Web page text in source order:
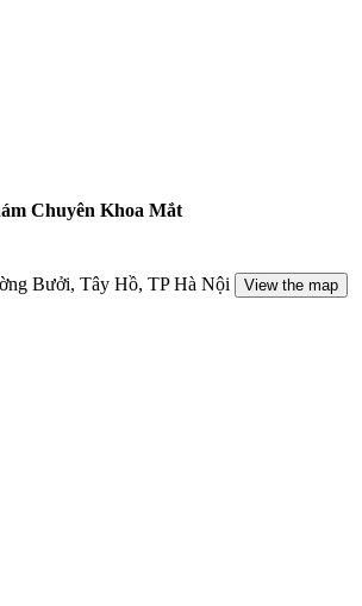
Chuyên Khoa Mắt
Bưởi, Tây Hồ, TP Hà Nội View the map